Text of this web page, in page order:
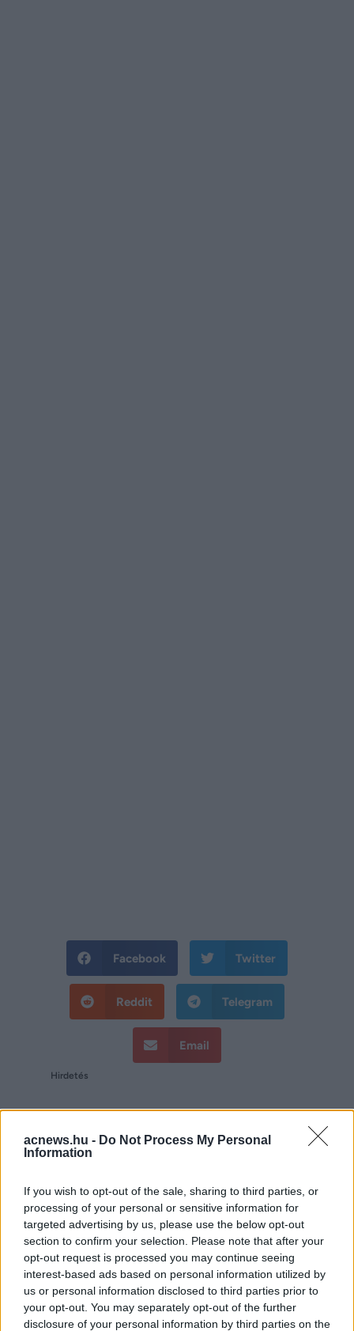
acnews.hu - Do Not Process My Personal
Information
If you wish to opt-out of the sale, sharing to third parties, or
processing of your personal or sensitive information for
targeted advertising by us, please use the below opt-out
section to confirm your selection. Please note that after your
opt-out request is processed you may continue seeing
interest-based ads based on personal information utilized by
us or personal information disclosed to third parties prior to
your opt-out. You may separately opt-out of the further
disclosure of your personal information by third parties on the
Facebook Twitter
Reddit Telegram
Email
Hirdetés
Hirdetés